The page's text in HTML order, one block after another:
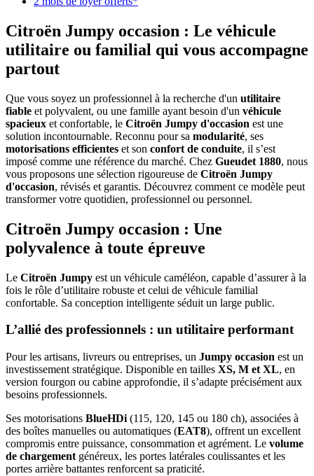
Citroën Jumpy occasion : Le véhicule
utilitaire ou familial qui vous accompagne
partout
Que vous soyez un professionnel à la recherche d'un utilitaire
fiable et polyvalent, ou une famille ayant besoin d'un véhicule
spacieux et confortable, le Citroën Jumpy d'occasion est une
solution incontournable. Reconnu pour sa modularité, ses
motorisations efficientes et son confort de conduite, il s’est
imposé comme une référence du marché. Chez Gueudet 1880, nous
vous proposons une sélection rigoureuse de Citroën Jumpy
d'occasion, révisés et garantis. Découvrez comment ce modèle peut
transformer votre quotidien, professionnel ou personnel.
Citroën Jumpy occasion : Une
polyvalence à toute épreuve
Le Citroën Jumpy est un véhicule caméléon, capable d’assurer à la
fois le rôle d’utilitaire robuste et celui de véhicule familial
confortable. Sa conception intelligente séduit un large public.
L’allié des professionnels : un utilitaire performant
Pour les artisans, livreurs ou entreprises, un Jumpy occasion est un
investissement stratégique. Disponible en tailles XS, M et XL, en
version fourgon ou cabine approfondie, il s’adapte précisément aux
besoins professionnels.
Ses motorisations BlueHDi (115, 120, 145 ou 180 ch), associées à
des boîtes manuelles ou automatiques (EAT8), offrent un excellent
compromis entre puissance, consommation et agrément. Le volume
de chargement généreux, les portes latérales coulissantes et les
portes arrière battantes renforcent sa praticité.